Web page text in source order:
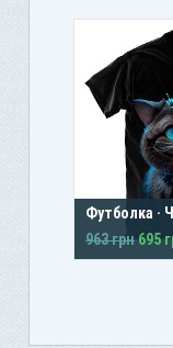
Футболка ·
963 грн 695